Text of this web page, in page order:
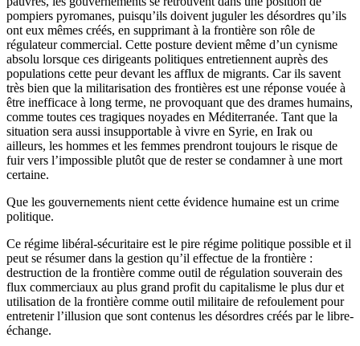
pompiers pyromanes, puisqu’ils doivent juguler les désordres qu’ils
ont eux mêmes créés, en supprimant à la frontière son rôle de
régulateur commercial. Cette posture devient même d’un cynisme
absolu lorsque ces dirigeants politiques entretiennent auprès des
populations cette peur devant les afflux de migrants. Car ils savent
très bien que la militarisation des frontières est une réponse vouée à
être inefficace à long terme, ne provoquant que des drames humains,
comme toutes ces tragiques noyades en Méditerranée. Tant que la
situation sera aussi insupportable à vivre en Syrie, en Irak ou
ailleurs, les hommes et les femmes prendront toujours le risque de
fuir vers l’impossible plutôt que de rester se condamner à une mort
certaine.
Que les gouvernements nient cette évidence humaine est un crime
politique.
Ce régime libéral-sécuritaire est le pire régime politique possible et il
peut se résumer dans la gestion qu’il effectue de la frontière :
destruction de la frontière comme outil de régulation souverain des
flux commerciaux au plus grand profit du capitalisme le plus dur et
utilisation de la frontière comme outil militaire de refoulement pour
entretenir l’illusion que sont contenus les désordres créés par le libre-
échange.